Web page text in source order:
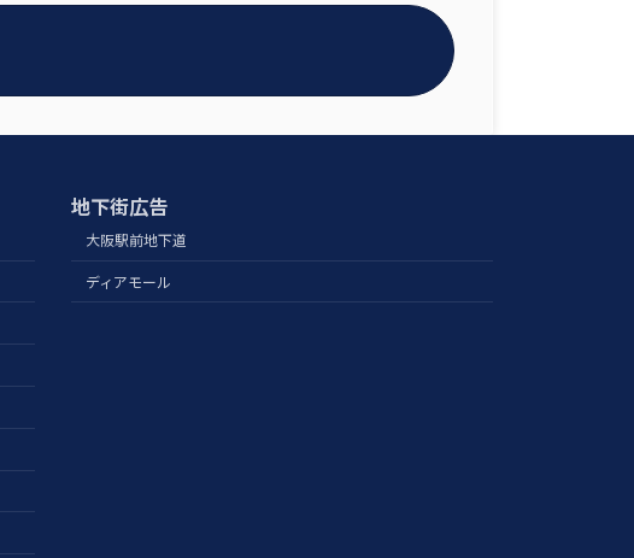
地下街広告
大阪駅前地下道
ディアモール